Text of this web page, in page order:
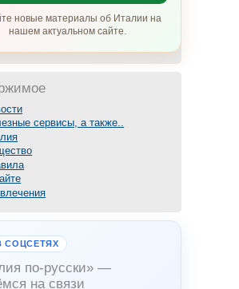
новые материалы об Италии на
нашем актуальном сайте.
сервисы, а также..
СОЦСЕТЯХ
по-русски» —
на связи